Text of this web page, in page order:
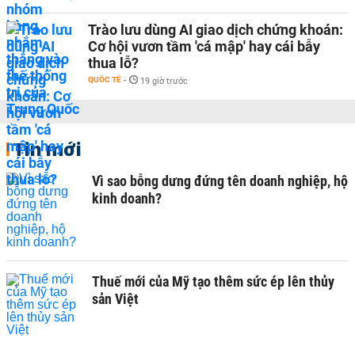
Trào lưu dùng AI giao dịch chứng khoán:
Cơ hội vươn tầm 'cá mập' hay cái bẫy
thua lỗ?
QUỐC TẾ - 19 giờ trước
Tin mới
Vì sao bỗng dưng đứng tên doanh nghiệp, hộ
kinh doanh?
Thuế mới của Mỹ tạo thêm sức ép lên thủy
sản Việt